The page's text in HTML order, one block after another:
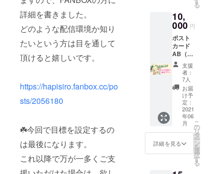
詳細を書きました。
どのような配信環境か知り
たいという方は目を通して
頂けると嬉しいです。
https://hapisiro.fanbox.cc/po
sts/2056180
☘️今回で目標を設定するの
は最後になります。
これ以降で万が一多くご支
名前お
読み上
げ ポス
トカー
ドDL版
AB（JP
G画像）
（＆
ネット
プリン
トの番
号） ※
備考欄
に希望
のお名
前をご
記入く
る
10,
000 円
ポスト
カード
AB（郵
送）＆
（JPG
画像）
お名前
付き
ファン
カード
（郵
送）
チェキ2
枚（直
筆サイ
ン付き1
支援
者：
7人
お届
け予
定：
2021
年06
月
詳細を見る
こ
の
リ
タ
ー
ン
を
選
択
す
る